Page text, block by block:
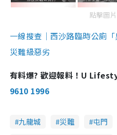
點擊圖
一線搜查｜西沙路臨時公廁
災難級惡劣
有料爆? 歡迎報料！U
9610 1996
九龍城 災難 屯門